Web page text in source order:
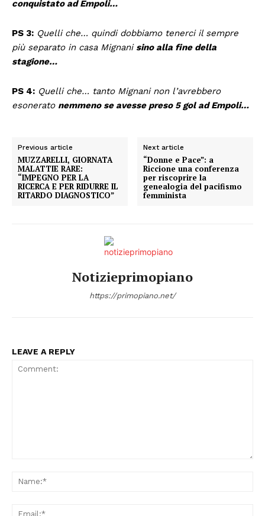
conquistato ad Empoli…
PS 3: Quelli che… quindi dobbiamo tenerci il sempre
più separato in casa Mignanisino alla fine della
stagione…
PS 4: Quelli che… tanto Mignani non l’avrebbero
esonerato nemmeno se avesse preso 5 gol ad Empoli…
Previous article
MUZZARELLI, GIORNATA
MALATTIE RARE:
“IMPEGNO PER LA
RICERCA E PER RIDURRE IL
RITARDO DIAGNOSTICO”
Next article
“Donne e Pace”: a
Riccione una conferenza
per riscoprire la
genealogia del pacifismo
femminista
Notizieprimopiano
https://primopiano.net/
LEAVE A REPLY